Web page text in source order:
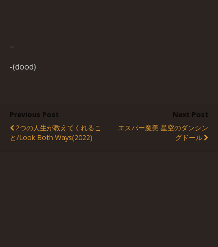
–
-(dood)
Previous Post
2つの人生が教えてくれるこ
と/Look Both Ways(2022)
Next Post
エスパー魔美 星空のダンシン
グドール